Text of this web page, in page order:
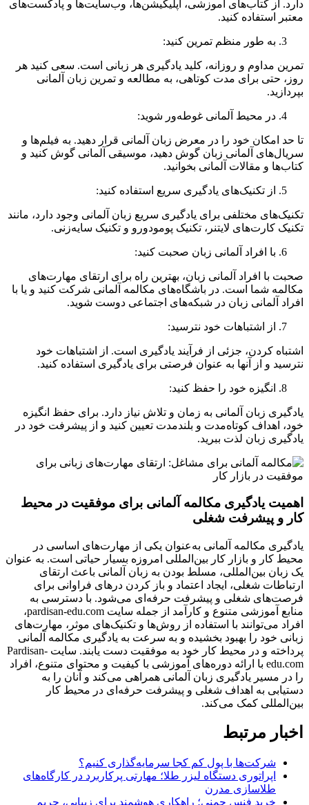
دارد. از کتاب‌های آموزشی، اپلیکیشن‌ها، وب‌سایت‌ها و پادکست‌های
معتبر استفاده کنید.
به طور منظم تمرین کنید:
تمرین مداوم و روزانه، کلید یادگیری هر زبانی است. سعی کنید هر
روز، حتی برای مدت کوتاهی، به مطالعه و تمرین زبان آلمانی
بپردازید.
در محیط آلمانی غوطه‌ور شوید:
تا حد امکان خود را در معرض زبان آلمانی قرار دهید. به فیلم‌ها و
سریال‌های آلمانی زبان گوش دهید، موسیقی آلمانی گوش کنید و
کتاب‌ها و مقالات آلمانی بخوانید.
از تکنیک‌های یادگیری سریع استفاده کنید:
تکنیک‌های مختلفی برای یادگیری سریع زبان آلمانی وجود دارد، مانند
تکنیک کارت‌های لایتنر، تکنیک پومودورو و تکنیک سایه‌زنی.
با افراد آلمانی زبان صحبت کنید:
صحبت با افراد آلمانی زبان، بهترین راه برای ارتقای مهارت‌های
مکالمه شما است. در باشگاه‌های مکالمه آلمانی شرکت کنید و یا با
افراد آلمانی زبان در شبکه‌های اجتماعی دوست شوید.
از اشتباهات خود نترسید:
اشتباه کردن، جزئی از فرآیند یادگیری است. از اشتباهات خود
نترسید و از آنها به عنوان فرصتی برای یادگیری استفاده کنید.
انگیزه خود را حفظ کنید:
یادگیری زبان آلمانی به زمان و تلاش نیاز دارد. برای حفظ انگیزه
خود، اهداف کوتاه‌مدت و بلندمدت تعیین کنید و از پیشرفت خود در
یادگیری زبان لذت ببرید.
اهمیت یادگیری مکالمه آلمانی برای موفقیت در محیط
کار و پیشرفت شغلی
یادگیری مکالمه آلمانی به‌عنوان یکی از مهارت‌های اساسی در
محیط کار و بازار کار بین‌المللی امروزه بسیار حیاتی است. به عنوان
یک زبان بین‌المللی، مسلط بودن به زبان آلمانی باعث ارتقای
ارتباطات شغلی، ایجاد اعتماد و باز کردن درهای فراوانی برای
فرصت‌های شغلی و پیشرفت حرفه‌ای می‌شود. با دسترسی به
منابع آموزشی متنوع و کارآمد از جمله سایت pardisan-edu.com،
افراد می‌توانند با استفاده از روش‌ها و تکنیک‌های موثر، مهارت‌های
زبانی خود را بهبود بخشیده و به سرعت به یادگیری مکالمه آلمانی
پرداخته و در محیط کار خود به موفقیت دست یابند. سایت Pardisan-
edu.com با ارائه دوره‌های آموزشی با کیفیت و محتوای متنوع، افراد
را در مسیر یادگیری زبان آلمانی همراهی می‌کند و آنان را به
دستیابی به اهداف شغلی و پیشرفت حرفه‌ای در محیط کار
بین‌المللی کمک می‌کند.
اخبار مرتبط
شرکت‌ها با پول کم کجا سرمایه‌گذاری کنیم؟
اپراتوری دستگاه لیزر طلا؛ مهارتی پرکاربرد در کارگاه‌های
طلاسازی مدرن
خرید فنس چمنی؛ راهکاری هوشمند برای زیبایی، حریم